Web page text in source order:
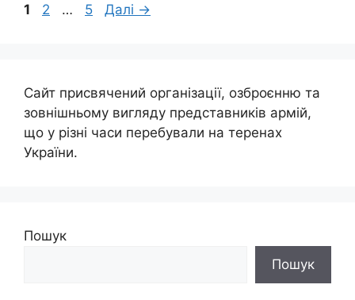
Сторінка
1 Сторінка
2 … Сторінка
5 Далі →
Сайт присвячений організації, озброєнню та
зовнішньому вигляду представників армій,
що у різні часи перебували на теренах
України.
Пошук
Пошук